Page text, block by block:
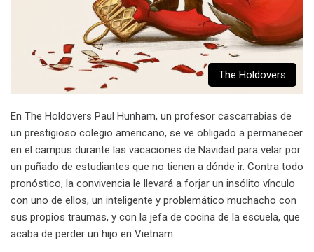
The Holdovers
En The Holdovers Paul Hunham, un profesor cascarrabias de
un prestigioso colegio americano, se ve obligado a permanecer
en el campus durante las vacaciones de Navidad para velar por
un puñado de estudiantes que no tienen a dónde ir. Contra todo
pronóstico, la convivencia le llevará a forjar un insólito vínculo
con uno de ellos, un inteligente y problemático muchacho con
sus propios traumas, y con la jefa de cocina de la escuela, que
acaba de perder un hijo en Vietnam.